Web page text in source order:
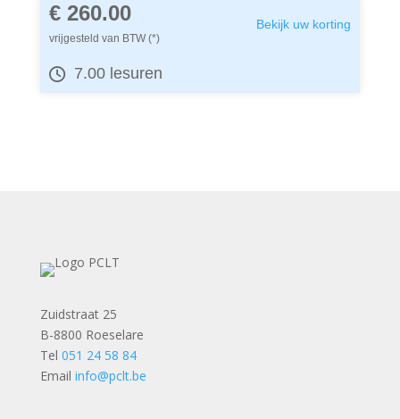
€ 260.00
vrijgesteld van BTW (*)
Bekijk uw korting
7.00 lesuren
Zuidstraat 25
B-8800 Roeselare
Tel 051 24 58 84
Email info@pclt.be